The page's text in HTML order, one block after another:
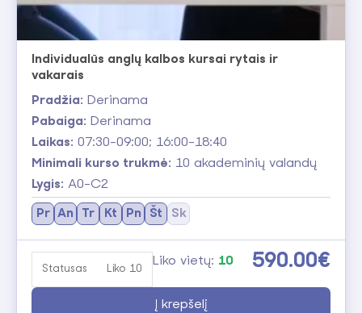
Individualūs anglų kalbos kursai rytais ir
vakarais
Pradžia: Derinama
Pabaiga: Derinama
Laikas: 07:30-09:00; 16:00-18:40
Minimali kurso trukmė: 10 akademinių valandų
Lygis: A0-C2
Pr An Tr Kt Pn Št Sk
Statusas Liko 10 590.00€
Liko vietų: 10
Į krepšelį